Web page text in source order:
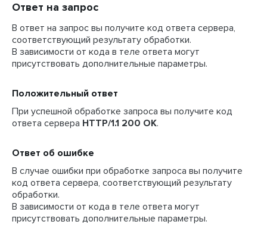
Ответ на запрос
В ответ на запрос вы получите код ответа сервера,
соответствующий результату обработки.
В зависимости от кода в теле ответа могут
присутствовать дополнительные параметры.
Положительный ответ
При успешной обработке запроса вы получите код
ответа сервера HTTP/1.1 200 OK.
Ответ об ошибке
В случае ошибки при обработке запроса вы получите
код ответа сервера, соответствующий результату
обработки.
В зависимости от кода в теле ответа могут
присутствовать дополнительные параметры.